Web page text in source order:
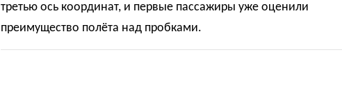
третью ось координат, и первые пассажиры уже оценили
преимущество полёта над пробками.